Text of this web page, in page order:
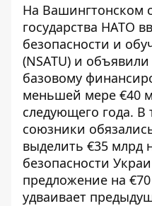
На Вашингтонском
государства НАТО
безопасности и
(NSATU) и
базовому
меньшей мере €40
следующего года. В
союзники
выделить €35 млрд
безопасности
предложение на
удваивает